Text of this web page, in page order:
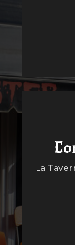
La